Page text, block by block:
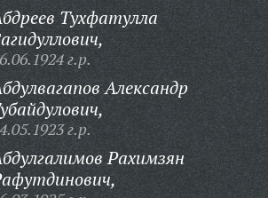
Тухфатулла
г.р.
Александр
г.р.
Рахимзян